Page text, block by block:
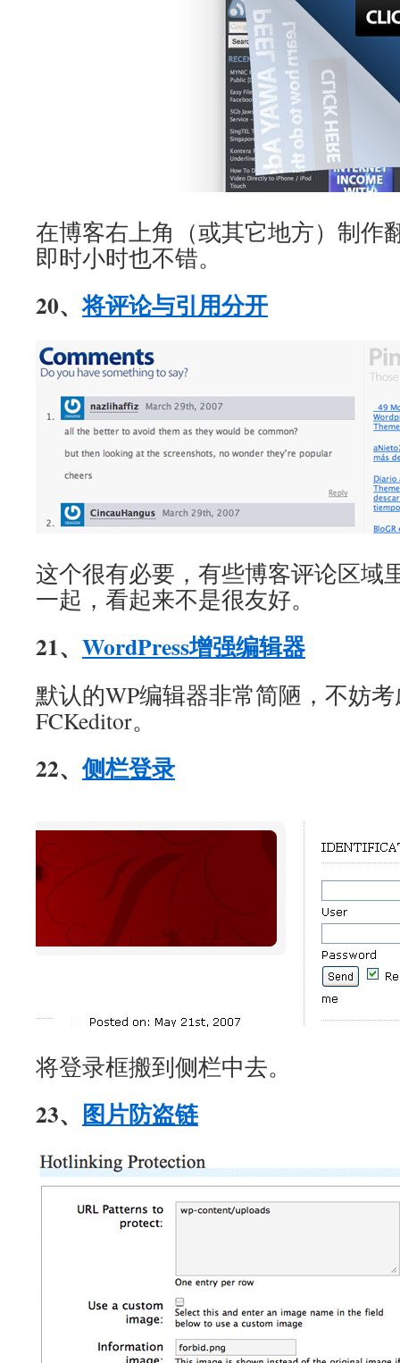
在博客右上角（或其它地方）制作
即时小时也不错。
20、将评论与引用分开
这个很有必要，有些博客评论区域
一起，看起来不是很友好。
21、 WordPress增强编辑器
默认的WP编辑器非常简陋，不妨
FCKeditor。
22、侧栏登录
将登录框搬到侧栏中去。
23、 图片防盗链